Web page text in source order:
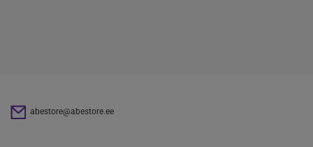
abestore@abestore.ee